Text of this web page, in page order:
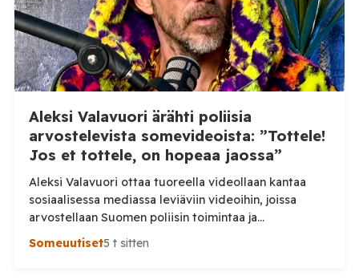
Aleksi Valavuori ärähti poliisia
arvostelevista somevideoista: ”Tottele!
Jos et tottele, on hopeaa jaossa”
Aleksi Valavuori ottaa tuoreella videollaan kantaa
sosiaalisessa mediassa leviäviin videoihin, joissa
arvostellaan Suomen poliisin toimintaa ja
voimankäyttöä. Valavuoren mukaan videot ovat usein
Someuutiset5 t sitten